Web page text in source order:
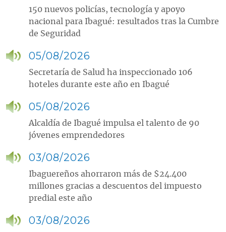
150 nuevos policías, tecnología y apoyo
nacional para Ibagué: resultados tras la Cumbre
de Seguridad
05/08/2026
Secretaría de Salud ha inspeccionado 106
hoteles durante este año en Ibagué
05/08/2026
Alcaldía de Ibagué impulsa el talento de 90
jóvenes emprendedores
03/08/2026
Ibaguereños ahorraron más de $24.400
millones gracias a descuentos del impuesto
predial este año
03/08/2026